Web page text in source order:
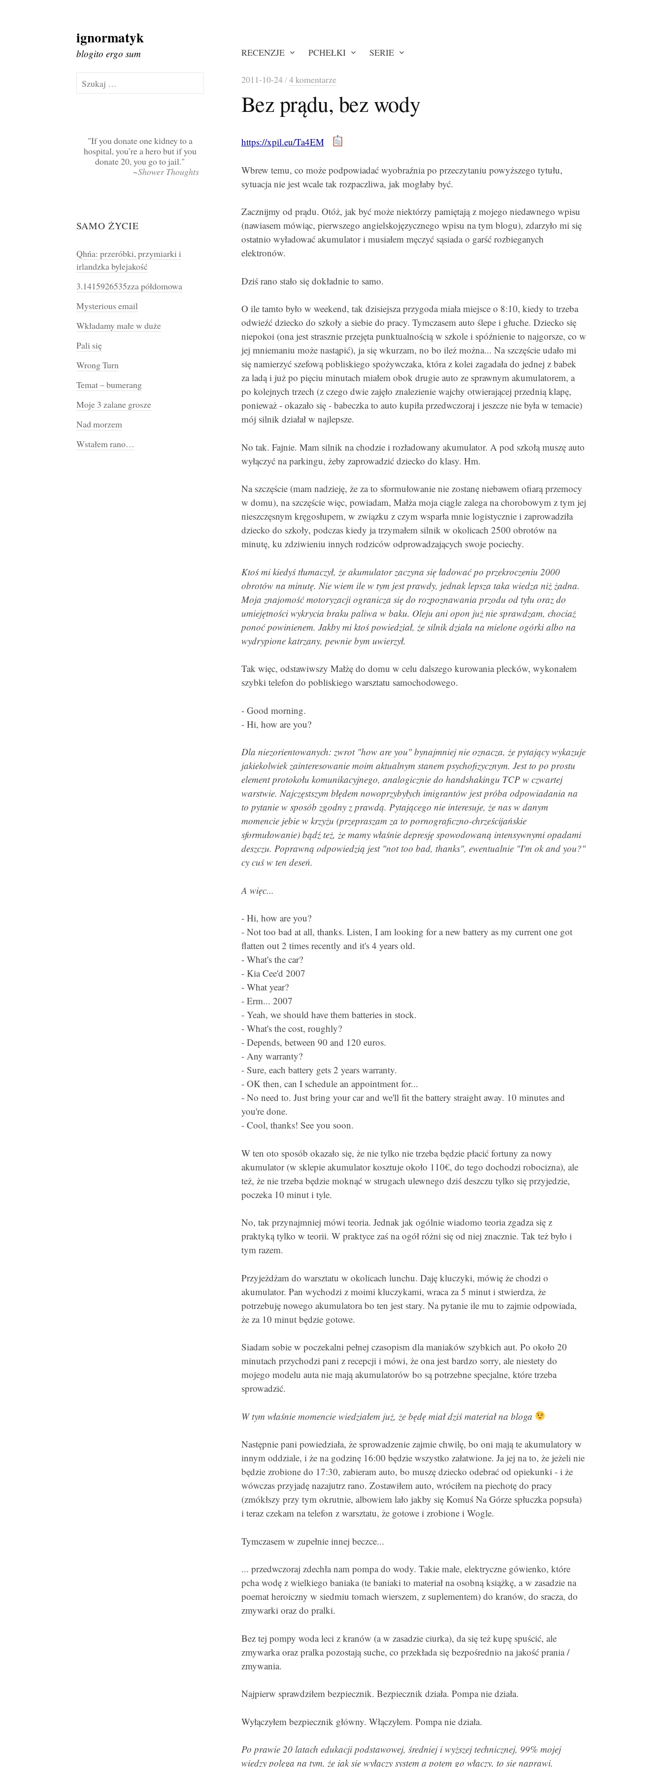
Skip
to
content
ignormatyk
blogito ergo sum RECENZJE PCHEŁKI SERIE
2011-10-24/4 komentarze
Bez prądu, bez wody
https://xpil.eu/Ta4EM
Wbrew temu, co może podpowiadać wyobraźnia po przeczytaniu powyższego tytułu,
sytuacja nie jest wcale tak rozpaczliwa, jak mogłaby być.
Zacznijmy od prądu. Otóż, jak być może niektórzy pamiętają z mojego niedawnego wpisu
(nawiasem mówiąc, pierwszego angielskojęzycznego wpisu na tym blogu), zdarzyło mi się
ostatnio wyładować akumulator i musiałem męczyć sąsiada o garść rozbieganych
elektronów.
Dziś rano stało się dokładnie to samo.
O ile tamto było w weekend, tak dzisiejsza przygoda miała miejsce o 8:10, kiedy to trzeba
odwieźć dziecko do szkoły a siebie do pracy. Tymczasem auto ślepe i głuche. Dziecko się
niepokoi (ona jest strasznie przejęta punktualnością w szkole i spóźnienie to najgorsze, co w
jej mniemaniu może nastąpić), ja się wkurzam, no bo ileż można... Na szczęście udało mi
się namierzyć szefową pobliskiego spożywczaka, która z kolei zagadała do jednej z babek
za ladą i już po pięciu minutach miałem obok drugie auto ze sprawnym akumulatorem, a
po kolejnych trzech (z czego dwie zajęło znalezienie wajchy otwierającej przednią klapę,
ponieważ - okazało się - babeczka to auto kupiła przedwczoraj i jeszcze nie była w temacie)
mój silnik działał w najlepsze.
No tak. Fajnie. Mam silnik na chodzie i rozładowany akumulator. A pod szkołą muszę auto
wyłączyć na parkingu, żeby zaprowadzić dziecko do klasy. Hm.
Na szczęście (mam nadzieję, że za to sformułowanie nie zostanę niebawem ofiarą przemocy
w domu), na szczęście więc, powiadam, Małża moja ciągle zalega na chorobowym z tym jej
nieszczęsnym kręgosłupem, w związku z czym wsparła mnie logistycznie i zaprowadziła
dziecko do szkoły, podczas kiedy ja trzymałem silnik w okolicach 2500 obrotów na
minutę, ku zdziwieniu innych rodziców odprowadzających swoje pociechy.
Ktoś mi kiedyś tłumaczył, że akumulator zaczyna się ładować po przekroczeniu 2000
obrotów na minutę. Nie wiem ile w tym jest prawdy, jednak lepsza taka wiedza niż żadna.
Moja znajomość motoryzacji ogranicza się do rozpoznawania przodu od tyłu oraz do
umiejętności wykrycia braku paliwa w baku. Oleju ani opon już nie sprawdzam, chociaż
ponoć powinienem. Jakby mi ktoś powiedział, że silnik działa na mielone ogórki albo na
wydrypione katrzany, pewnie bym uwierzył.
Tak więc, odstawiwszy Małżę do domu w celu dalszego kurowania plecków, wykonałem
szybki telefon do pobliskiego warsztatu samochodowego.
- Good morning.
- Hi, how are you?
Dla niezorientowanych: zwrot "how are you" bynajmniej nie oznacza, że pytający wykazuje
jakiekolwiek zainteresowanie moim aktualnym stanem psychofizycznym. Jest to po prostu
element protokołu komunikacyjnego, analogicznie do handshakingu TCP w czwartej
warstwie. Najczęstszym błędem nowoprzybyłych imigrantów jest próba odpowiadania na
to pytanie w sposób zgodny z prawdą. Pytającego nie interesuje, że nas w danym
momencie jebie w krzyżu (przepraszam za to pornograficzno-chrześcijańskie
sformułowanie) bądź też, że mamy właśnie depresję spowodowaną intensywnymi opadami
deszczu. Poprawną odpowiedzią jest "not too bad, thanks", ewentualnie "I'm ok and you?"
cy cuś w ten deseń.
A więc...
- Hi, how are you?
- Not too bad at all, thanks. Listen, I am looking for a new battery as my current one got
flatten out 2 times recently and it's 4 years old.
- What's the car?
- Kia Cee'd 2007
- What year?
- Erm... 2007
- Yeah, we should have them batteries in stock.
- What's the cost, roughly?
- Depends, between 90 and 120 euros.
- Any warranty?
- Sure, each battery gets 2 years warranty.
- OK then, can I schedule an appointment for...
- No need to. Just bring your car and we'll fit the battery straight away. 10 minutes and
you're done.
- Cool, thanks! See you soon.
W ten oto sposób okazało się, że nie tylko nie trzeba będzie płacić fortuny za nowy
akumulator (w sklepie akumulator kosztuje około 110€, do tego dochodzi robocizna), ale
też, że nie trzeba będzie moknąć w strugach ulewnego dziś deszczu tylko się przyjedzie,
poczeka 10 minut i tyle.
No, tak przynajmniej mówi teoria. Jednak jak ogólnie wiadomo teoria zgadza się z
praktyką tylko w teorii. W praktyce zaś na ogół różni się od niej znacznie. Tak też było i
tym razem.
Przyjeżdżam do warsztatu w okolicach lunchu. Daję kluczyki, mówię że chodzi o
akumulator. Pan wychodzi z moimi kluczykami, wraca za 5 minut i stwierdza, że
potrzebuję nowego akumulatora bo ten jest stary. Na pytanie ile mu to zajmie odpowiada,
że za 10 minut będzie gotowe.
Siadam sobie w poczekalni pełnej czasopism dla maniaków szybkich aut. Po około 20
minutach przychodzi pani z recepcji i mówi, że ona jest bardzo sorry, ale niestety do
mojego modelu auta nie mają akumulatorów bo są potrzebne specjalne, które trzeba
sprowadzić.
W tym właśnie momencie wiedziałem już, że będę miał dziś materiał na bloga
Następnie pani powiedziała, że sprowadzenie zajmie chwilę, bo oni mają te akumulatory w
innym oddziale, i że na godzinę 16:00 będzie wszystko załatwione. Ja jej na to, że jeżeli nie
będzie zrobione do 17:30, zabieram auto, bo muszę dziecko odebrać od opiekunki - i że
wówczas przyjadę nazajutrz rano. Zostawiłem auto, wróciłem na piechotę do pracy
(zmókłszy przy tym okrutnie, albowiem lało jakby się Komuś Na Górze spłuczka popsuła)
i teraz czekam na telefon z warsztatu, że gotowe i zrobione i Wogle.
Tymczasem w zupełnie innej beczce...
... przedwczoraj zdechła nam pompa do wody. Takie małe, elektryczne gówienko, które
pcha wodę z wielkiego baniaka (te baniaki to materiał na osobną książkę, a w zasadzie na
poemat heroiczny w siedmiu tomach wierszem, z suplementem) do kranów, do sracza, do
zmywarki oraz do pralki.
Bez tej pompy woda leci z kranów (a w zasadzie ciurka), da się też kupę spuścić, ale
zmywarka oraz pralka pozostają suche, co przekłada się bezpośrednio na jakość prania /
zmywania.
Najpierw sprawdziłem bezpiecznik. Bezpiecznik działa. Pompa nie działa.
Wyłączyłem bezpiecznik główny. Włączyłem. Pompa nie działa.
Po prawie 20 latach edukacji podstawowej, średniej i wyższej technicznej, 99% mojej
wiedzy polega na tym, że jak się wyłączy system a potem go włączy, to się naprawi.
Szukaj:
If you donate one kidney to a
hospital, you’re a hero but if you
donate 20, you go to jail.
~Shower Thoughts
SAMO ŻYCIE
Qhńa: przeróbki, przymiarki i
irlandzka bylejakość
3.1415926535zza półdomowa
Mysterious email
Wkładamy małe w duże
Pali się
Wrong Turn
Temat – bumerang
Moje 3 zalane grosze
Nad morzem
Wstałem rano…